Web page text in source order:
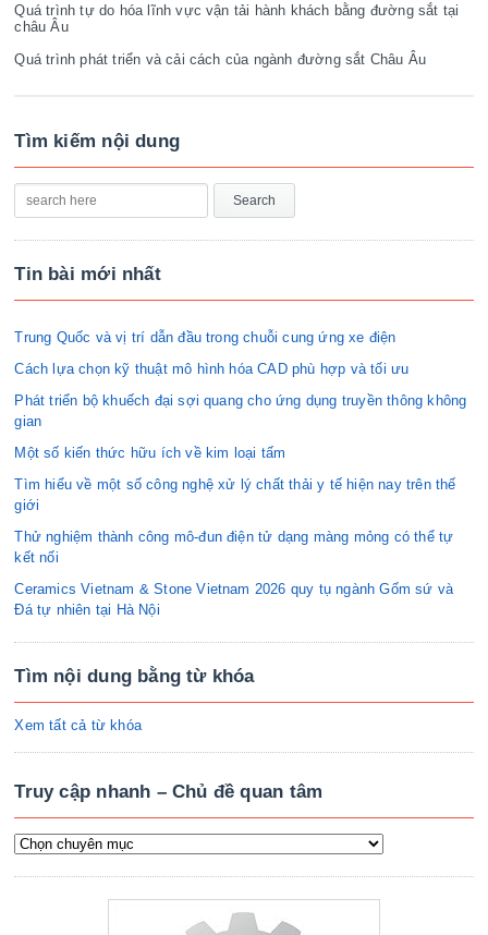
Quá trình tự do hóa lĩnh vực vận tải hành khách bằng đường sắt tại
châu Âu
Quá trình phát triển và cải cách của ngành đường sắt Châu Âu
Tìm kiếm nội dung
Tin bài mới nhất
Trung Quốc và vị trí dẫn đầu trong chuỗi cung ứng xe điện
Cách lựa chọn kỹ thuật mô hình hóa CAD phù hợp và tối ưu
Phát triển bộ khuếch đại sợi quang cho ứng dụng truyền thông không
gian
Một số kiến thức hữu ích về kim loại tấm
Tìm hiểu về một số công nghệ xử lý chất thải y tế hiện nay trên thế
giới
Thử nghiệm thành công mô-đun điện tử dạng màng mỏng có thể tự
kết nối
Ceramics Vietnam & Stone Vietnam 2026 quy tụ ngành Gốm sứ và
Đá tự nhiên tại Hà Nội
Tìm nội dung bằng từ khóa
Xem tất cả từ khóa
Truy cập nhanh – Chủ đề quan tâm